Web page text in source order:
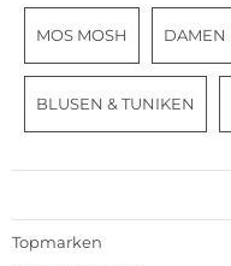
MOS MOSH DAMEN
BLUSEN & TUNIKEN
Topmarken